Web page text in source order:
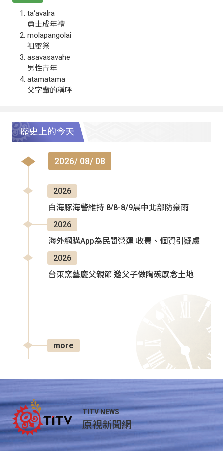
ta‘avalra
勇士成年禮
molapangolai
祖靈祭
asavasavahe
男性青年
atamatama
父字輩的稱呼
歷史上的今天
2026/ 08/ 08
2026
白海豚海警維持 8/8-8/9晨中北部防豪雨
2026
海外網購App為民間營運 收費、個資引疑慮
2026
台東窯藝慶父親節 邀父子做陶碗感念土地
more
TITV NEWS
原視新聞網